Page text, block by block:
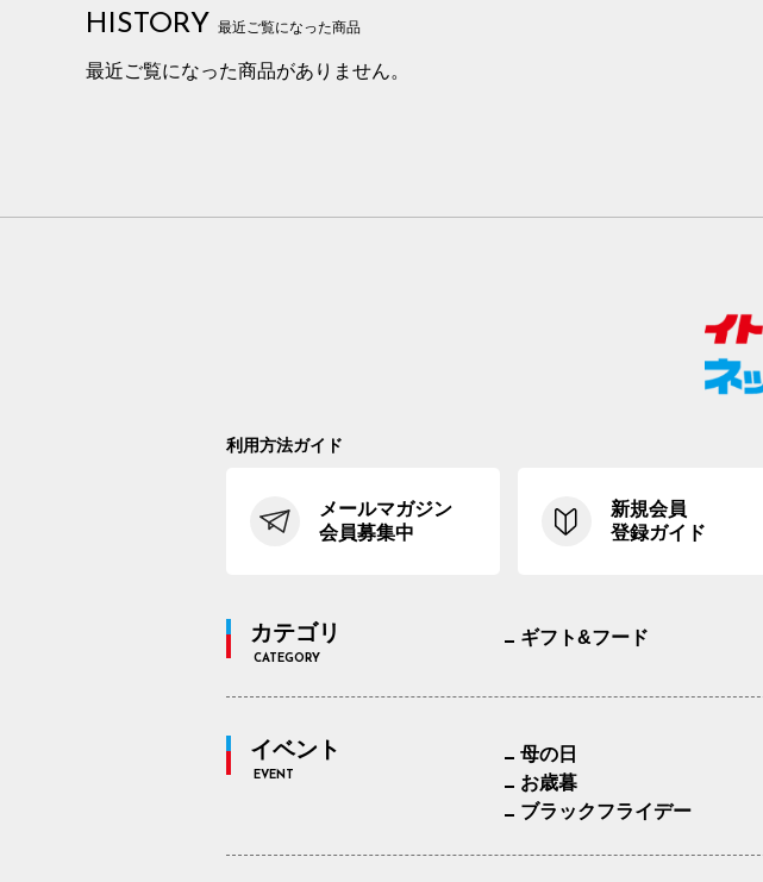
HISTORY 最近ご覧になった商品
最近ご覧になった商品がありません。
利用方法ガイド
メールマガジン
会員募集中
新規会員
登録ガイド
カテゴリ
CATEGORY
ギフト&フード
イベント
EVENT
母の日
お歳暮
ブラックフライデー